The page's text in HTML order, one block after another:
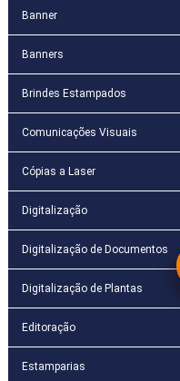
Banner
Banners
Brindes Estampados
Comunicações Visuais
Cópias a Laser
Digitalização
Digitalização de Documentos
Digitalização de Plantas
Editoração
Estamparias